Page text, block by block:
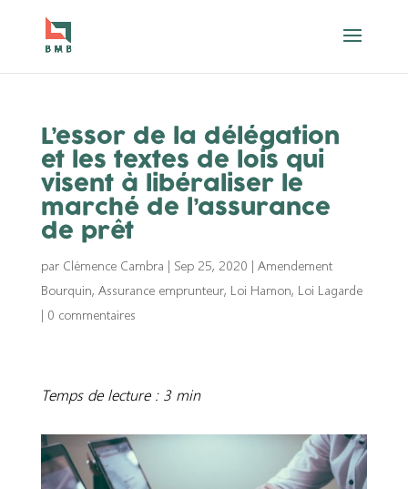
L’essor de la délégation
et les textes de lois qui
visent à libéraliser le
marché de l’assurance
de prêt
par Clémence Cambra | Sep 25, 2020 | Amendement
Bourquin, Assurance emprunteur, Loi Hamon, Loi Lagarde
| 0 commentaires
Temps de lecture : 3 min